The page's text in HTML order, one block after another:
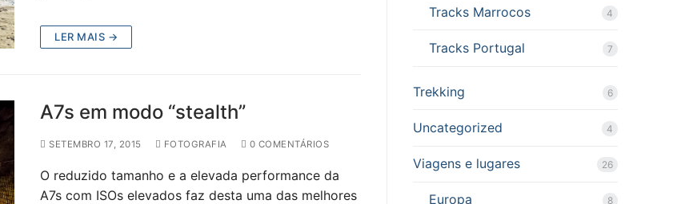
LER MAIS →
A7s em modo “stealth”
SETEMBRO 17, 2015 FOTOGRAFIA 0 COMENTÁRIOS
O reduzido tamanho e a elevada performance da
A7s com ISOs elevados faz desta uma das melhores
Tracks Marrocos 4
Tracks Portugal 7
Trekking 6
Uncategorized 4
Viagens e lugares 26
Europa 8